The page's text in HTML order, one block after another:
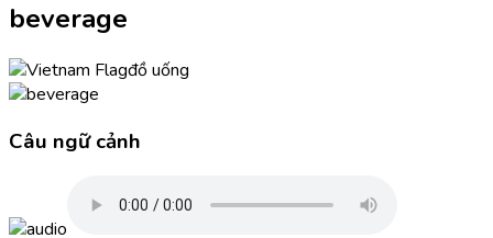
beverage
đồ uống
Câu ngữ cảnh